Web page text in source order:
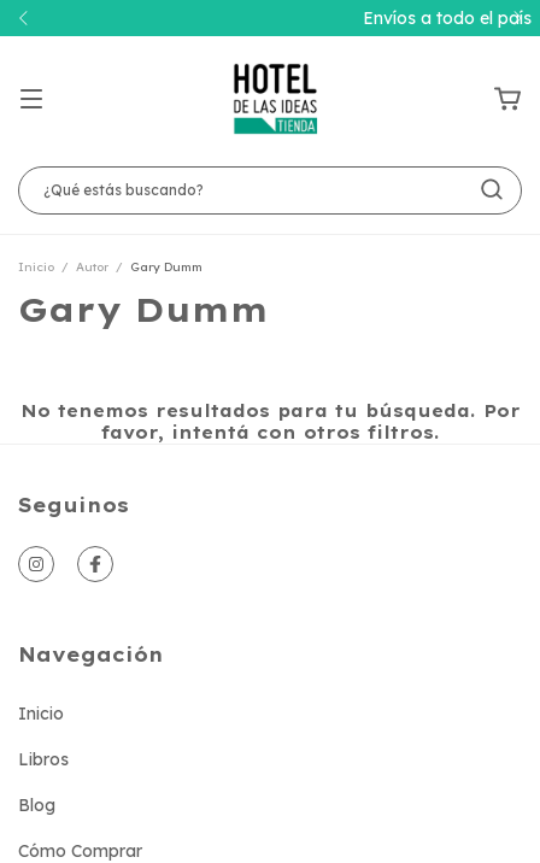
Envíos a todo el país
Inicio / Autor / Gary Dumm
Gary Dumm
No tenemos resultados para tu búsqueda. Por
favor, intentá con otros filtros.
Seguinos
Navegación
Inicio
Libros
Blog
Cómo Comprar